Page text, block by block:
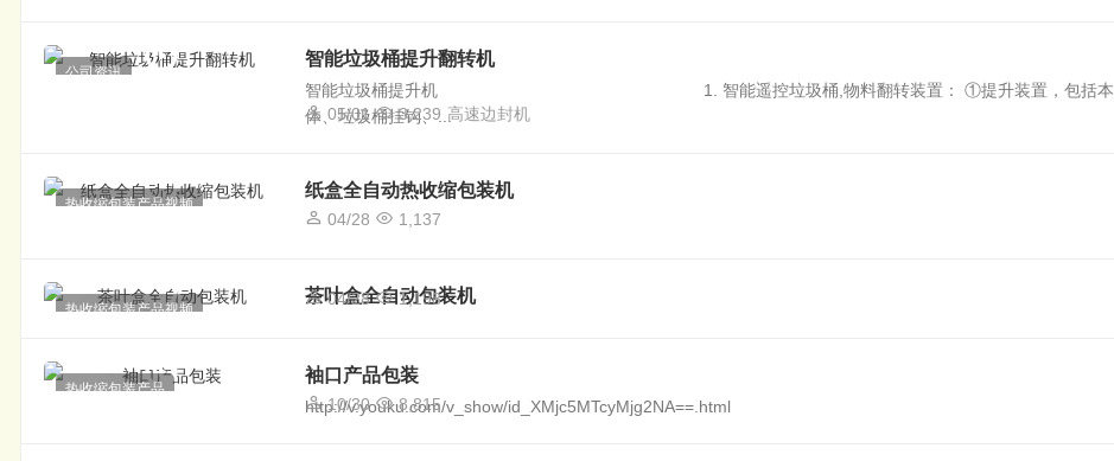
公司资讯
智能垃圾桶提升翻转机
智能垃圾桶提升机 1. 智能遥控垃圾桶,物料翻转装置： ①提升装置，包括本
体、垃圾桶挂钩、...
05/01 3,239 高速边封机
热收缩包装产品视频
纸盒全自动热收缩包装机
04/28 1,137
热收缩包装产品视频
茶叶盒全自动包装机
04/28 1,198
热收缩包装产品
袖口产品包装
http://v.youku.com/v_show/id_XMjc5MTcyMjg2NA==.html
10/30 8,815